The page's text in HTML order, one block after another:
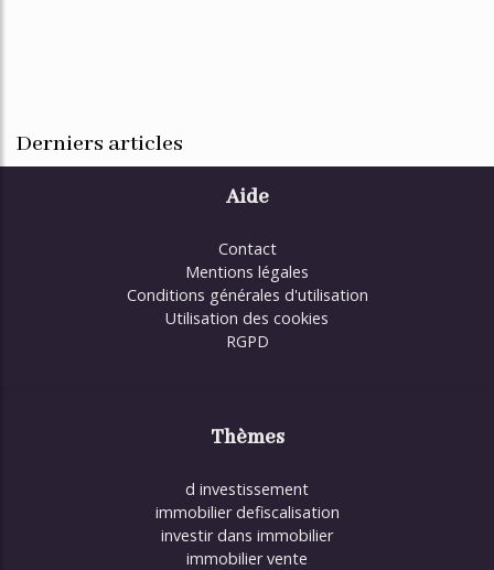
Derniers articles
Aide
Contact
Mentions légales
Conditions générales d'utilisation
Utilisation des cookies
RGPD
Thèmes
d investissement
immobilier defiscalisation
investir dans immobilier
immobilier vente